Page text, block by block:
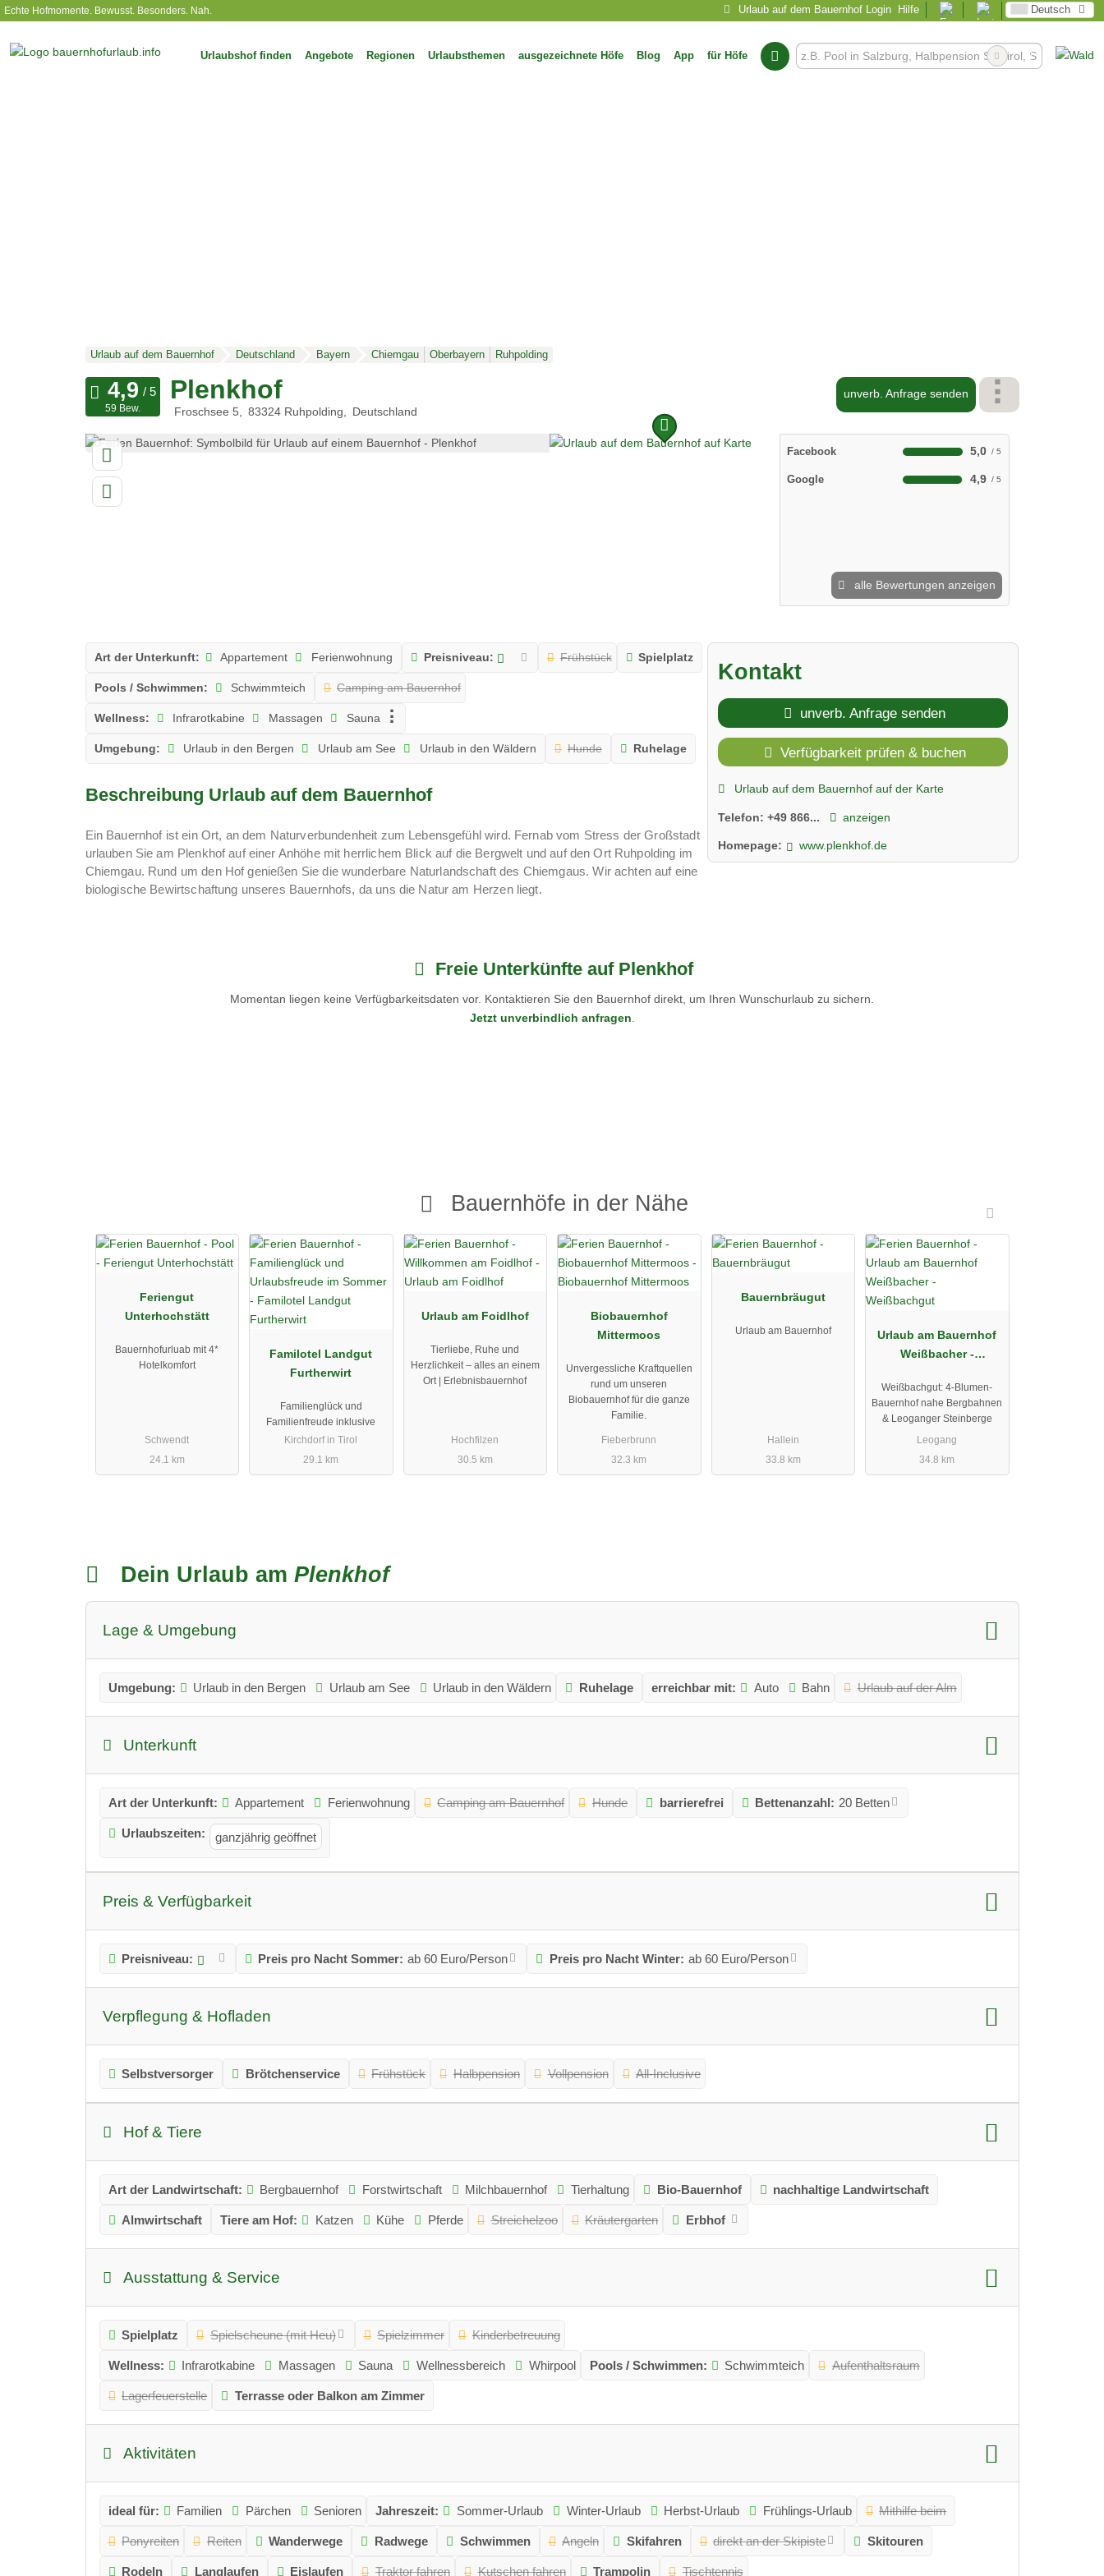
Echte Hofmomente. Bewusst. Besonders. Nah. Urlaub auf dem Bauernhof Login Hilfe Deutsch
Urlaubshof finden Angebote Regionen Urlaubsthemen ausgezeichnete Höfe Blog App für Höfe
Urlaub auf dem Bauernhof Deutschland Bayern Chiemgau Oberbayern Ruhpolding
Plenkhof
Froschsee 5 83324 Ruhpolding Deutschland
unverb. Anfrage senden
59 Bew.
Facebook 5,0
Google 4,9
alle Bewertungen anzeigen
Art der Unterkunft: Appartement Ferienwohnung Preisniveau: Frühstück Spielplatz
Pools / Schwimmen: Schwimmteich Camping am Bauernhof
Wellness: Infrarotkabine Massagen Sauna
Umgebung: Urlaub in den Bergen Urlaub am See Urlaub in den Wäldern Hunde Ruhelage
Beschreibung Urlaub auf dem Bauernhof
Ein Bauernhof ist ein Ort, an dem Naturverbundenheit zum Lebensgefühl wird. Fernab vom Stress der Großstadt
urlauben Sie am Plenkhof auf einer Anhöhe mit herrlichem Blick auf die Bergwelt und auf den Ort Ruhpolding im
Chiemgau. Rund um den Hof genießen Sie die wunderbare Naturlandschaft des Chiemgaus. Wir achten auf eine
biologische Bewirtschaftung unseres Bauernhofs, da uns die Natur am Herzen liegt.
Kontakt
unverb. Anfrage senden
Verfügbarkeit prüfen & buchen
Urlaub auf dem Bauernhof auf der Karte
Telefon:+49 866... anzeigen
Homepage: www.plenkhof.de
Freie Unterkünfte auf Plenkhof
Momentan liegen keine Verfügbarkeitsdaten vor. Kontaktieren Sie den Bauernhof direkt, um Ihren Wunschurlaub zu sichern.
Jetzt unverbindlich anfragen
Bauernhöfe in der Nähe
Feriengut
Unterhochstätt
Bauernhofurluab mit 4*
Hotelkomfort
Schwendt
24.1 km
Familotel Landgut
Furtherwirt
Familienglück und
Familienfreude inklusive
Kirchdorf in Tirol
29.1 km
Urlaub am Foidlhof
Tierliebe, Ruhe und
Herzlichkeit – alles an einem
Ort | Erlebnisbauernhof
Hochfilzen
30.5 km
Biobauernhof
Mittermoos
Unvergessliche Kraftquellen
rund um unseren
Biobauernhof für die ganze
Familie.
Fieberbrunn
32.3 km
Bauernbräugut
Urlaub am Bauernhof
Hallein
33.8 km
Urlaub am Bauernhof
Weißbacher -
Weißbachgut: 4-Blumen-
Bauernhof nahe Bergbahnen
& Leoganger Steinberge
Leogang
34.8 km
Dein Urlaub amPlenkhof
Lage & Umgebung
Umgebung: Urlaub in den Bergen Urlaub am See Urlaub in den Wäldern Ruhelage erreichbar mit: Auto Bahn Urlaub auf der Alm
Unterkunft
Art der Unterkunft: Appartement Ferienwohnung Camping am Bauernhof Hunde barrierefrei Bettenanzahl: 20 Betten
Urlaubszeiten: ganzjährig geöffnet
Preis & Verfügbarkeit
Preisniveau: Preis pro Nacht Sommer: ab 60 Euro/Person Preis pro Nacht Winter: ab 60 Euro/Person
Verpflegung & Hofladen
Selbstversorger Brötchenservice Frühstück Halbpension Vollpension All-Inclusive
Hof & Tiere
Art der Landwirtschaft: Bergbauernhof Forstwirtschaft Milchbauernhof Tierhaltung Bio-Bauernhof nachhaltige Landwirtschaft
Almwirtschaft Tiere am Hof: Katzen Kühe Pferde Streichelzoo Kräutergarten Erbhof
Ausstattung & Service
Spielplatz Spielscheune (mit Heu) Spielzimmer Kinderbetreuung
Wellness: Infrarotkabine Massagen Sauna Wellnessbereich Whirpool Pools / Schwimmen: Schwimmteich Aufenthaltsraum
Lagerfeuerstelle Terrasse oder Balkon am Zimmer
Aktivitäten
ideal für: Familien Pärchen Senioren Jahreszeit: Sommer-Urlaub Winter-Urlaub Herbst-Urlaub Frühlings-Urlaub Mithilfe beim
Ponyreiten Reiten Wanderwege Radwege Schwimmen Angeln Skifahren direkt an der Skipiste Skitouren
Rodeln Langlaufen Eislaufen Traktor fahren Kutschen fahren Trampolin Tischtennis